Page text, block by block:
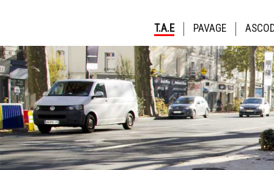
contenu
T.A.E PAVAGE